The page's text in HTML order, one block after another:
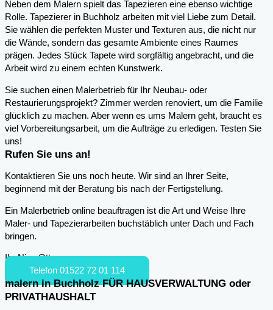
Neben dem Malern spielt das Tapezieren eine ebenso wichtige
Rolle. Tapezierer in Buchholz arbeiten mit viel Liebe zum Detail.
Sie wählen die perfekten Muster und Texturen aus, die nicht nur
die Wände, sondern das gesamte Ambiente eines Raumes
prägen. Jedes Stück Tapete wird sorgfältig angebracht, und die
Arbeit wird zu einem echten Kunstwerk.
Sie suchen einen Malerbetrieb für Ihr Neubau- oder
Restaurierungsprojekt? Zimmer werden renoviert, um die Familie
glücklich zu machen. Aber wenn es ums Malern geht, braucht es
viel Vorbereitungsarbeit, um die Aufträge zu erledigen. Testen Sie
uns!
Rufen Sie uns an!
Kontaktieren Sie uns noch heute. Wir sind an Ihrer Seite,
beginnend mit der Beratung bis nach der Fertigstellung.
Ein Malerbetrieb online beauftragen ist die Art und Weise Ihre
Maler- und Tapezierarbeiten buchstäblich unter Dach und Fach
bringen.
Ihr Nico Otto
Telefon 01522 72 01 114
malern in Buchholz FÜR HAUSVERWALTUNG oder
PRIVATHAUSHALT